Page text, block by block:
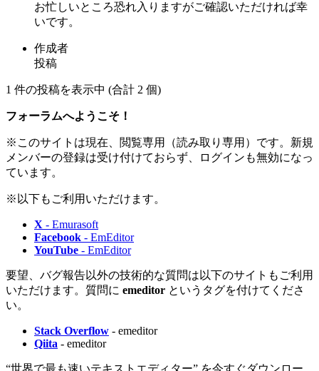
お忙しいところ恐れ入りますがご確認いただければ幸
いです。
作成者
投稿
1 件の投稿を表示中 (合計 2 個)
フォーラムへようこそ！
※このサイトは現在、閲覧専用（読み取り専用）です。新規
メンバーの登録は受け付けておらず、ログインも無効になっ
ています。
※以下もご利用いただけます。
X - Emurasoft
Facebook - EmEditor
YouTube - EmEditor
要望、バグ報告以外の技術的な質問は以下のサイトもご利用
いただけます。質問に emeditor というタグを付けてくださ
い。
Stack Overflow - emeditor
Qiita - emeditor